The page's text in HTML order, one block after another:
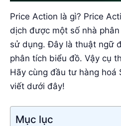
Price Action là gì? Price
dịch được một số nhà
sử dụng. Đây là thuật ngữ
phân tích biểu đồ. Vậy cụ
Hãy cùng đầu tư hàng hoá
viết dưới đây!
Mục lục